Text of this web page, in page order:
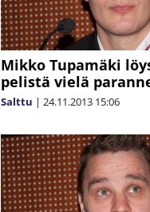
Mikko Tupamäki
pelistä vielä
Salttu | 24.11.2013 15:06